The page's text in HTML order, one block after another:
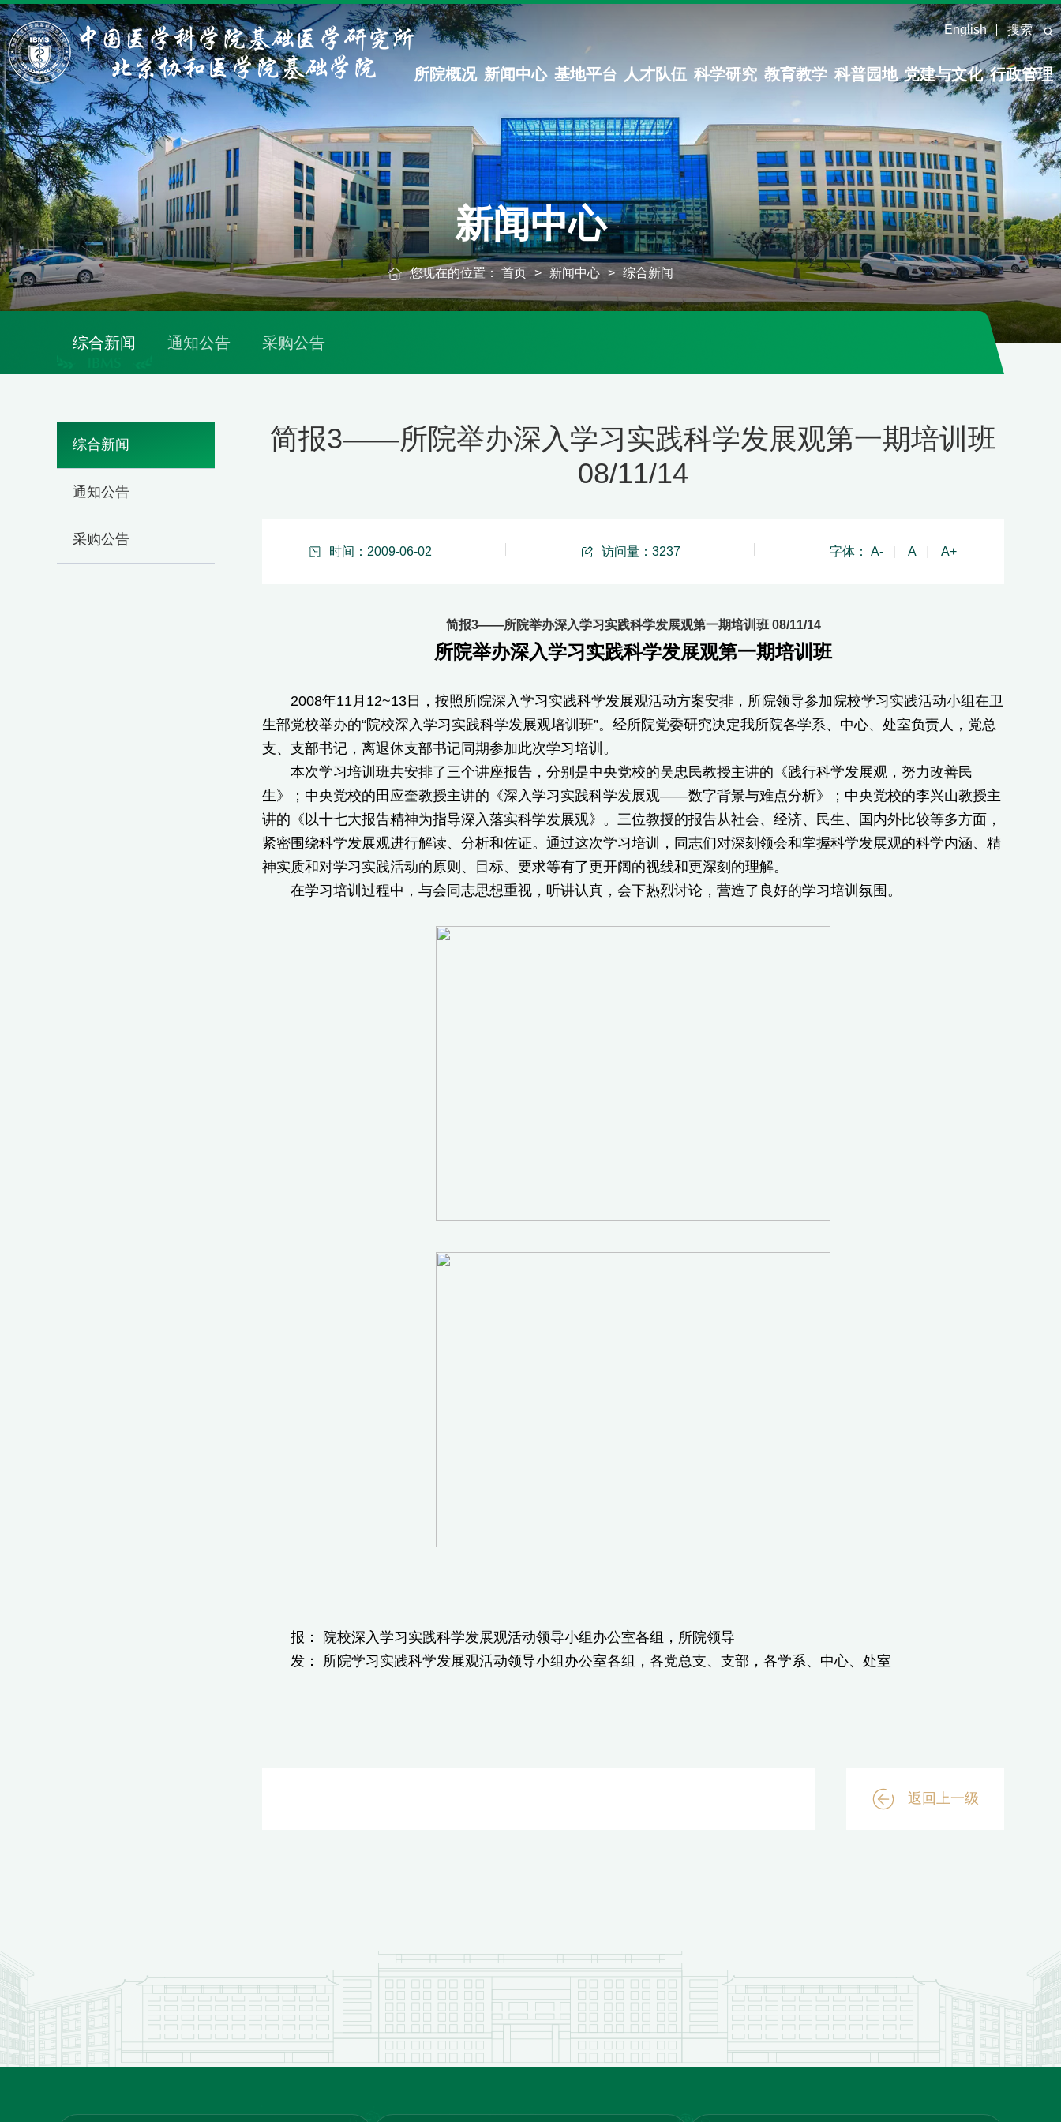
English 搜索
所院概况 新闻中心 基地平台 人才队伍 科学研究 教育教学 科普园地 党建与文化 行政管理
新闻中心
您现在的位置： 首页 > 新闻中心 > 综合新闻
综合新闻 通知公告 采购公告
综合新闻
通知公告
采购公告
简报3——所院举办深入学习实践科学发展观第一期培训班
08/11/14
时间：2009-06-02 访问量： 3237 字体： A- A A+
简报3——所院举办深入学习实践科学发展观第一期培训班 08/11/14
所院举办深入学习实践科学发展观第一期培训班
2008年11月12~13日，按照所院深入学习实践科学发展观活动方案安排，所院领导参加院校学习实践活动小组在卫
生部党校举办的“院校深入学习实践科学发展观培训班”。经所院党委研究决定我所院各学系、中心、处室负责人，党总
支、支部书记，离退休支部书记同期参加此次学习培训。
本次学习培训班共安排了三个讲座报告，分别是中央党校的吴忠民教授主讲的《践行科学发展观，努力改善民
生》；中央党校的田应奎教授主讲的《深入学习实践科学发展观——数字背景与难点分析》；中央党校的李兴山教授主
讲的《以十七大报告精神为指导深入落实科学发展观》。三位教授的报告从社会、经济、民生、国内外比较等多方面，
紧密围绕科学发展观进行解读、分析和佐证。通过这次学习培训，同志们对深刻领会和掌握科学发展观的科学内涵、精
神实质和对学习实践活动的原则、目标、要求等有了更开阔的视线和更深刻的理解。
在学习培训过程中，与会同志思想重视，听讲认真，会下热烈讨论，营造了良好的学习培训氛围。
报： 院校深入学习实践科学发展观活动领导小组办公室各组，所院领导
发： 所院学习实践科学发展观活动领导小组办公室各组，各党总支、支部，各学系、中心、处室
返回上一级